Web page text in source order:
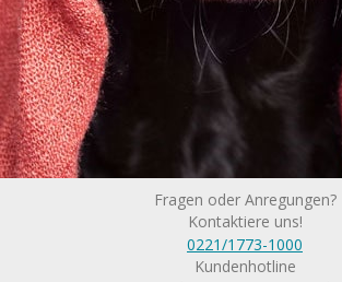
Fragen oder Anregungen?
Kontaktiere uns!
0221/1773-1000
Kundenhotline